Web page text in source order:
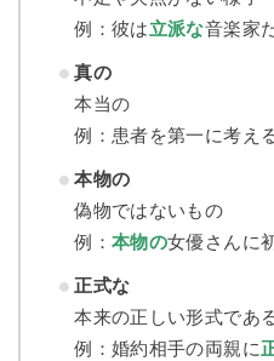
例：彼は立派な音楽家
真の
本当の
例：患者を第一に考え
本物の
偽物ではないもの
例： 本物の女優さんに
正式な
本来の正しい形式であ
例：婚約相手の両親に